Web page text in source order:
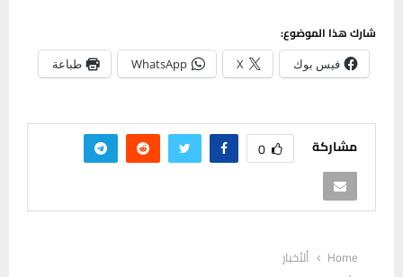
شارك هذا الموضوع:
فيس بوك X
WhatsApp طباعة
مشاركة 0
Home
ألأخبار